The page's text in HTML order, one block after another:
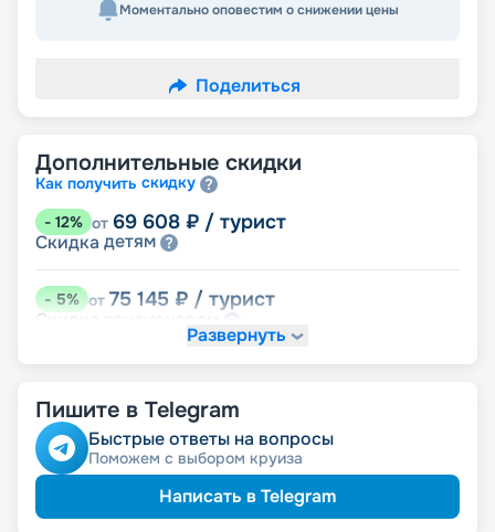
Моментально оповестим о снижении цены
Поделиться
Дополнительные скидки
Как получить скидку
- 12% от 69 608 ₽ / турист
Скидка детям
-5% от 75 145 ₽ / турист
Скидка
именинникамРазвернуть
Пишите в Telegram
Быстрые ответы на вопросы
Поможем с выбором круиза
Написать в Telegram